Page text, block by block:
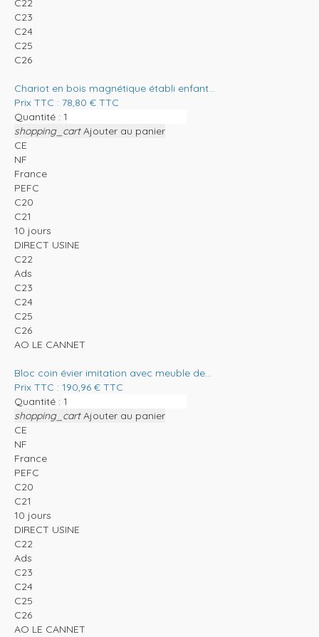
C22
C23
C24
C25
C26
Chariot en bois magnétique établi enfant...
Prix TTC : 78,80 € TTC
Quantité :
shopping_cart Ajouter au panier
CE
NF
France
PEFC
C20
C21
10 jours
DIRECT USINE
C22
Ads
C23
C24
C25
C26
AO LE CANNET
Bloc coin évier imitation avec meuble de...
Prix TTC : 190,96 € TTC
Quantité :
shopping_cart Ajouter au panier
CE
NF
France
PEFC
C20
C21
10 jours
DIRECT USINE
C22
Ads
C23
C24
C25
C26
AO LE CANNET